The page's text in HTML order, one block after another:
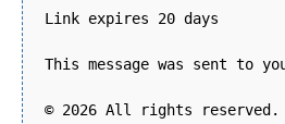
Link expires 20 days
This message was sent to
© 2026 All rights reserved.